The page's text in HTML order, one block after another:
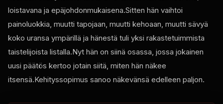
loistavana ja epäjohdonmukaisena.Sitten hän vaihtoi
painoluokkia, muutti tapojaan, muutti kehoaan, muutti sävyä
koko uransa ympärillä ja hänestä tuli yksi rakastetuimmista
taistelijoista listalla.Nyt hän on siinä osassa, jossa jokainen
uusi päätös kertoo jotain siitä, miten hän näkee
itsensä.Kehityssopimus sanoo näkevänsä edelleen paljon.